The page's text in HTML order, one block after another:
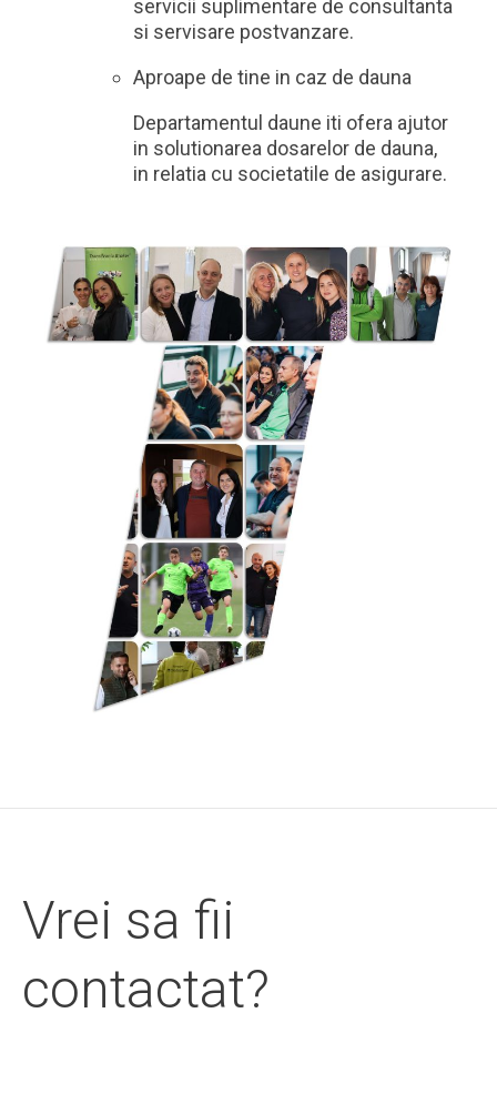
servicii suplimentare de consultanta
si servisare postvanzare.
Aproape de tine in caz de dauna
Departamentul daune iti ofera ajutor
in solutionarea dosarelor de dauna,
in relatia cu societatile de asigurare.
Vrei sa fii
contactat?